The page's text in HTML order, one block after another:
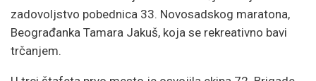
zadovoljstvo pobednica 33. Novosadskog maratona,
Beograđanka Tamara Jakuš, koja se rekreativno bavi
trčanjem.